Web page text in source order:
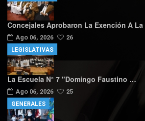
Concejales Aprobaron La Exención A
Ago 06, 2026 26
La Escuela N° 7 "Domingo Faustino …
Ago 06, 2026 25
LEGISLATIVAS
GENERALES